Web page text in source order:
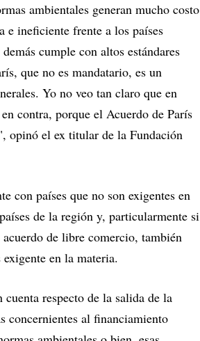
ambientales generan mucho costo
e ineficiente frente a los países
cumple con altos estándares
que no es mandatario, es un
Yo no veo tan claro que en
contra, porque el Acuerdo de París
opinó el ex titular de la Fundación
con países que no son exigentes en
de la región y, particularmente si
de libre comercio, también
en la materia.
respecto de la salida de la
concernientes al financiamiento